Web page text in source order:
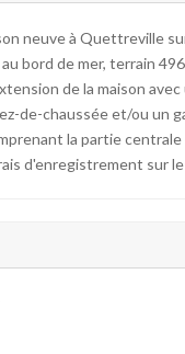
neuve à Quettreville
bord de mer, terrain
de la maison
de-chaussée et/ou un
la partie centrale
d'enregistrement sur